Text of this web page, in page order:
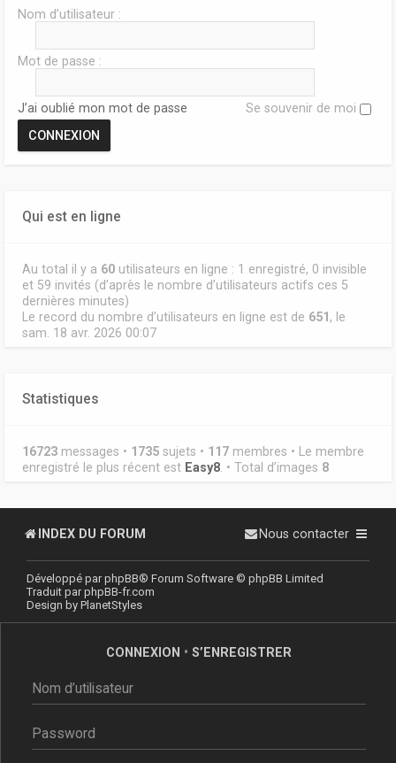
Nom d’utilisateur :
Mot de passe :
J’ai oublié mon mot de passe Se souvenir de moi
Qui est en ligne
Au total il y a 60 utilisateurs en ligne : 1 enregistré, 0 invisible
et 59 invités (d’après le nombre d’utilisateurs actifs ces 5
dernières minutes)
Le record du nombre d’utilisateurs en ligne est de 651 , le
sam. 18 avr. 2026 00:07
Statistiques
16723 messages • 1735 sujets • 117 membres • Le membre
enregistré le plus récent est Easy8 . • Total d’images 8
INDEX DU FORUM Nous contacter
Développé parphpBB® Forum Software © phpBB Limited
Traduit parphpBB-fr.com
Design by PlanetStyles
CONNEXION • S’ENREGISTRER